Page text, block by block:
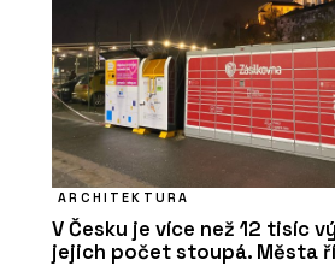
ARCHITEKTURA
V Česku je více než 12 tisíc
jejich počet stoupá. Města